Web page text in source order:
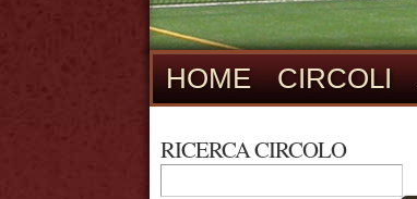
HOME CIRCOLI
RICERCA CIRCOLO